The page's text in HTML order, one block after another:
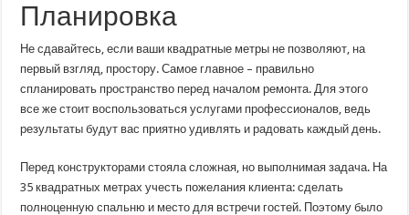
Планировка
Не сдавайтесь, если ваши квадратные метры не позволяют, на
первый взгляд, простору. Самое главное – правильно
спланировать пространство перед началом ремонта. Для этого
все же стоит воспользоваться услугами профессионалов, ведь
результаты будут вас приятно удивлять и радовать каждый день.
Перед конструкторами стояла сложная, но выполнимая задача. На
35 квадратных метрах учесть пожелания клиента: сделать
полноценную спальню и место для встречи гостей. Поэтому было